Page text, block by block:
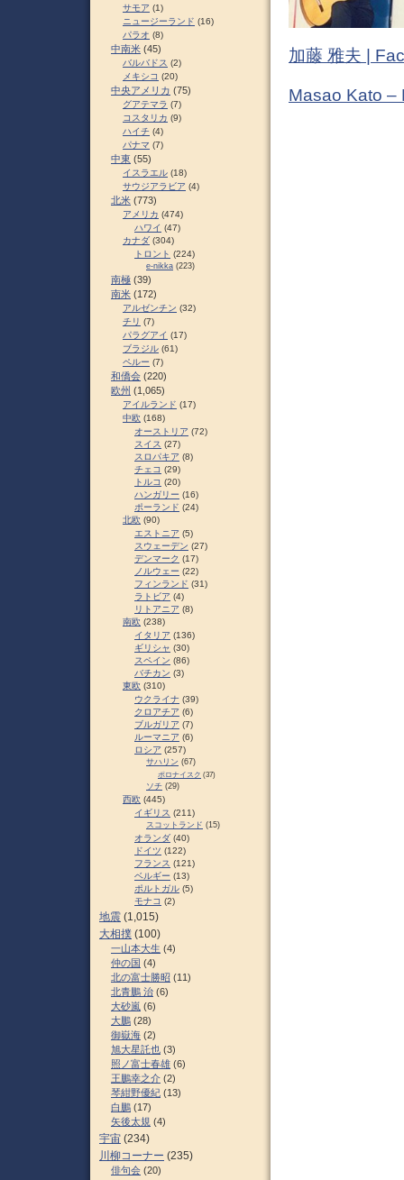
加藤 雅夫 |
Masao Kato –
サモア (1)
ニュージーランド (16)
パラオ (8)
中南米 (45)
バルバドス (2)
メキシコ (20)
中央アメリカ (75)
グアテマラ (7)
コスタリカ (9)
ハイチ (4)
パナマ (7)
中東 (55)
イスラエル (18)
サウジアラビア (4)
北米 (773)
アメリカ (474)
ハワイ (47)
カナダ (304)
トロント (224)
e-nikka (223)
南極 (39)
南米 (172)
アルゼンチン (32)
チリ (7)
パラグアイ (17)
ブラジル (61)
ペルー (7)
和僑会 (220)
欧州 (1,065)
アイルランド (17)
中欧 (168)
オーストリア (72)
スイス (27)
スロパキア (8)
チェコ (29)
トルコ (20)
ハンガリー (16)
ポーランド (24)
北欧 (90)
エストニア (5)
スウェーデン (27)
デンマーク (17)
ノルウェー (22)
フィンランド (31)
ラトビア (4)
リトアニア (8)
南欧 (238)
イタリア (136)
ギリシャ (30)
スペイン (86)
バチカン (3)
東欧 (310)
ウクライナ (39)
クロアチア (6)
ブルガリア (7)
ルーマニア (6)
ロシア (257)
サハリン (67)
ポロナイスク (37)
ソチ (29)
西欧 (445)
イギリス (211)
スコットランド (15)
オランダ (40)
ドイツ (122)
フランス (121)
ベルギー (13)
ポルトガル (5)
モナコ (2)
地震 (1,015)
大相撲 (100)
一山本大生 (4)
仲の国 (4)
北の富士勝昭 (11)
北青鵬 治 (6)
大砂嵐 (6)
大鵬 (28)
御嶽海 (2)
旭大星託也 (3)
照ノ富士春雄 (6)
王鵬幸之介 (2)
琴紺野優紀 (13)
白鵬 (17)
矢後太規 (4)
宇宙 (234)
川柳コーナー (235)
俳句会 (20)